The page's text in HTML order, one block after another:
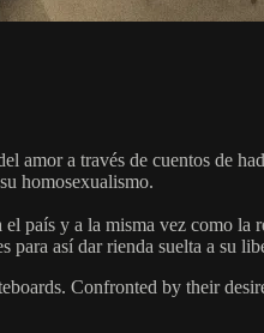
amor a través de cuentos de
homosexualismo.
país y a la misma vez como
para así dar rienda suelta a su
Confronted by their